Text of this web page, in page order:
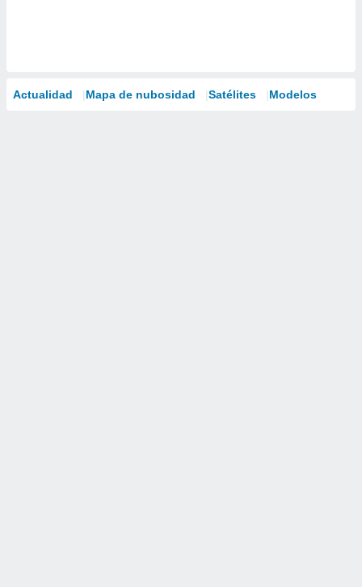
Actualidad Mapa de nubosidad Satélites Modelos